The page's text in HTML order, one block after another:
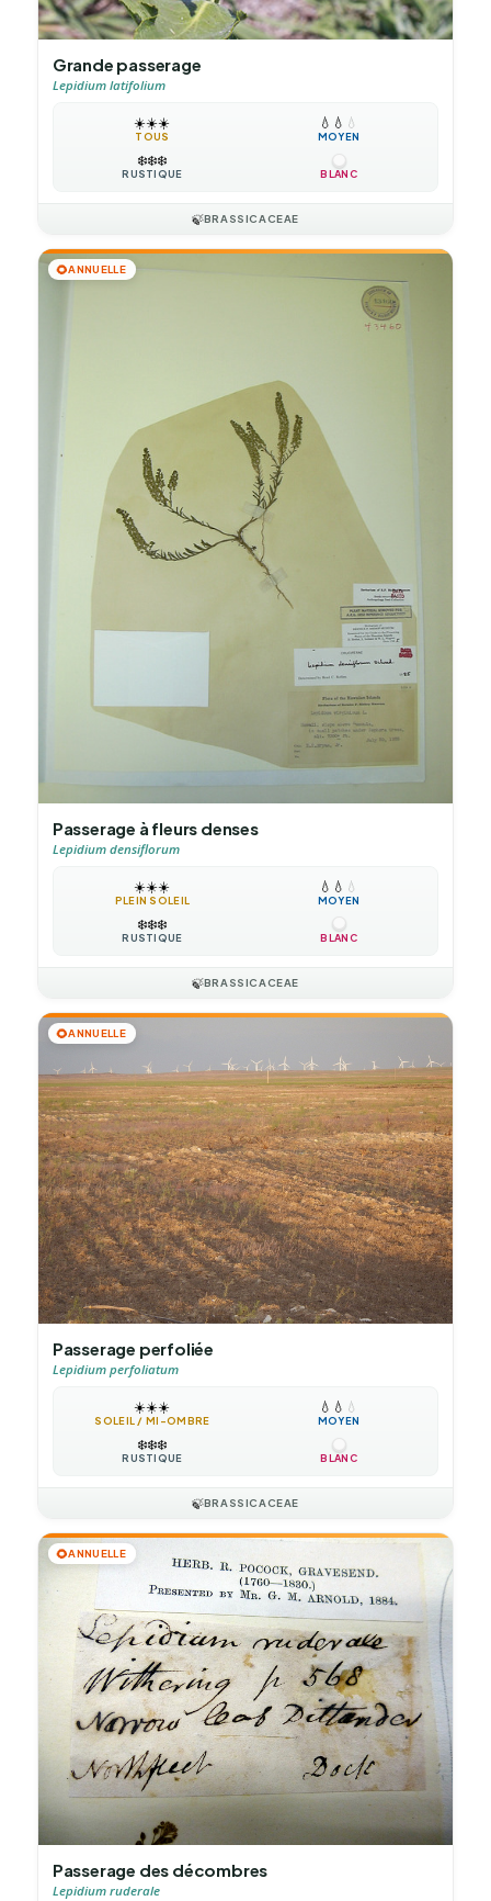
Grande passerage
Lepidium latifolium
☀️☀️☀️
TOUS
💧 💧 💧
MOYEN
❄️❄️❄️
RUSTIQUE BLANC
🍃BRASSICACEAE
🌻ANNUELLE
Passerage à fleurs denses
Lepidium densiflorum
☀️☀️☀️
PLEIN SOLEIL
💧 💧 💧
MOYEN
❄️❄️❄️
RUSTIQUE BLANC
🍃BRASSICACEAE
🌻ANNUELLE
Passerage perfoliée
Lepidium perfoliatum
☀️☀️☀️
SOLEIL / MI-OMBRE
💧 💧 💧
MOYEN
❄️❄️❄️
RUSTIQUE BLANC
🍃BRASSICACEAE
🌻ANNUELLE
Passerage des décombres
Lepidium ruderale